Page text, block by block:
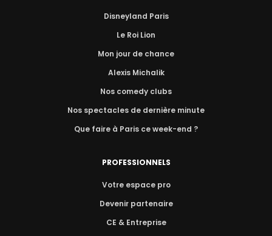
Disneyland Paris
Le Roi Lion
Mon jour de chance
Alexis Michalik
Nos comedy clubs
Nos spectacles de dernière minute
Que faire à Paris ce week-end ?
PROFESSIONNELS
Votre espace pro
Devenir partenaire
CE & Entreprise